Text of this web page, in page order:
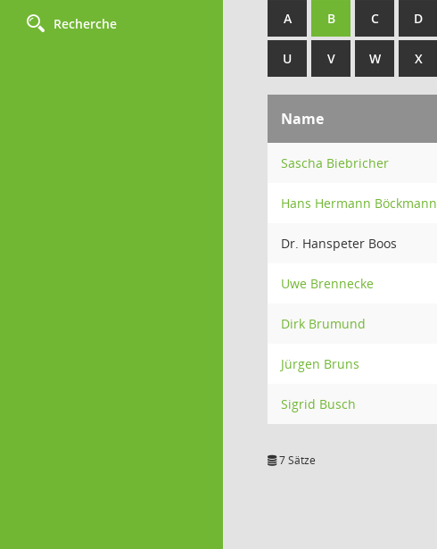
Recherche
A B C D
U V W X
Name
Sascha Biebricher
Hans Hermann Böckmann
Dr. Hanspeter Boos
Uwe Brennecke
Dirk Brumund
Jürgen Bruns
Sigrid Busch
7 Sätze